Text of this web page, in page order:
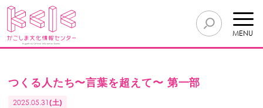
MENU
つくる人たち〜言葉を超えて〜 第一部
2025.05.31(土)